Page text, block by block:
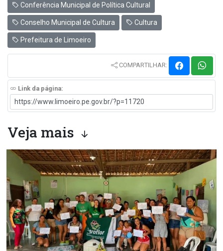
Conferência Municipal de Política Cultural
Conselho Municipal de Cultura Cultura
Prefeitura de Limoeiro
COMPARTILHAR:
Link da página:
Veja mais